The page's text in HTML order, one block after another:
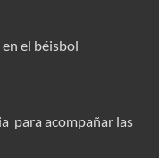
el béisbol
para acompañar las